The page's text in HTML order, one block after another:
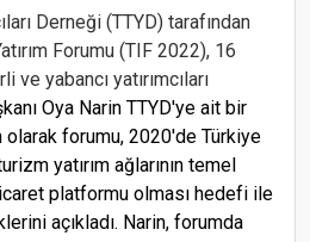
Derneği (TTYD) tarafından
Forumu (TIF 2022), 16
yabancı yatırımcıları
Oya Narin TTYD'ye ait bir
forumu, 2020'de Türkiye
yatırım ağlarının temel
platformu olması hedefi ile
açıkladı. Narin, forumda